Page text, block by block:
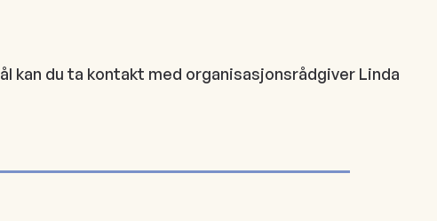
kan du ta kontakt med organisasjonsrådgiver Linda